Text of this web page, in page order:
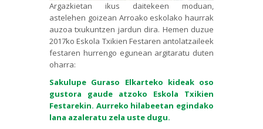
Argazkietan ikus daitekeen moduan,
astelehen goizean Arroako eskolako haurrak
auzoa txukuntzen jardun dira. Hemen duzue
2017ko Eskola Txikien Festaren antolatzaileek
festaren hurrengo egunean argitaratu duten
oharra:
Sakulupe Guraso Elkarteko kideak oso
gustora gaude atzoko Eskola Txikien
Festarekin. Aurreko hilabeetan egindako
lana azaleratu zela uste dugu.